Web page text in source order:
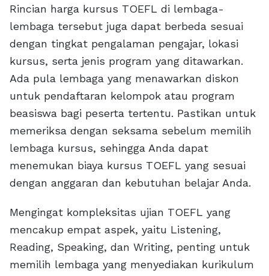
Rincian harga kursus TOEFL di lembaga-
lembaga tersebut juga dapat berbeda sesuai
dengan tingkat pengalaman pengajar, lokasi
kursus, serta jenis program yang ditawarkan.
Ada pula lembaga yang menawarkan diskon
untuk pendaftaran kelompok atau program
beasiswa bagi peserta tertentu. Pastikan untuk
memeriksa dengan seksama sebelum memilih
lembaga kursus, sehingga Anda dapat
menemukan biaya kursus TOEFL yang sesuai
dengan anggaran dan kebutuhan belajar Anda.
Mengingat kompleksitas ujian TOEFL yang
mencakup empat aspek, yaitu Listening,
Reading, Speaking, dan Writing, penting untuk
memilih lembaga yang menyediakan kurikulum